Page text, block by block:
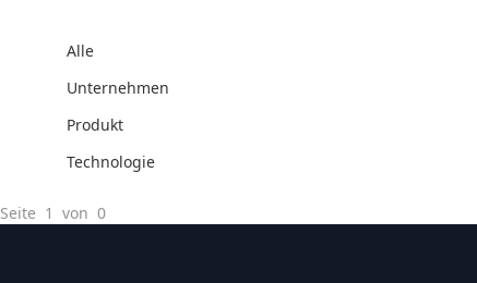
Alle
Unternehmen
Produkt
Technologie
Seite 1 von 0